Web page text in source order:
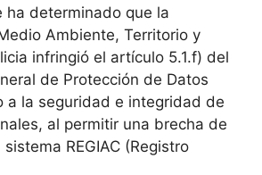
ha determinado que la
Ambiente, Territorio y
infringió el artículo 5.1.f) del
de Protección de Datos
a la seguridad e integridad de
al permitir una brecha de
REGIAC (Registro